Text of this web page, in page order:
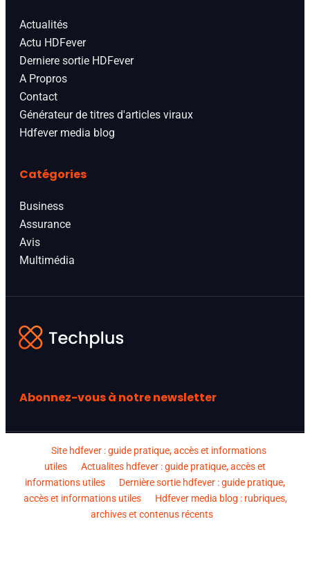
Actualités
Actu HDFever
Derniere sortie HDFever
A Propros
Contact
Générateur de titres d'articles viraux
Hdfever media blog
Catégories
Business
Assurance
Avis
Multimédia
Abonnez-vous à notre newsletter
Site hdfever : guide pratique, accès et informations
utiles
Actualites hdfever : guide pratique, accès et
informations utiles
Dernière sortie hdfever : guide pratique,
accès et informations utiles
Hdfever media blog : rubriques,
archives et contenus récents